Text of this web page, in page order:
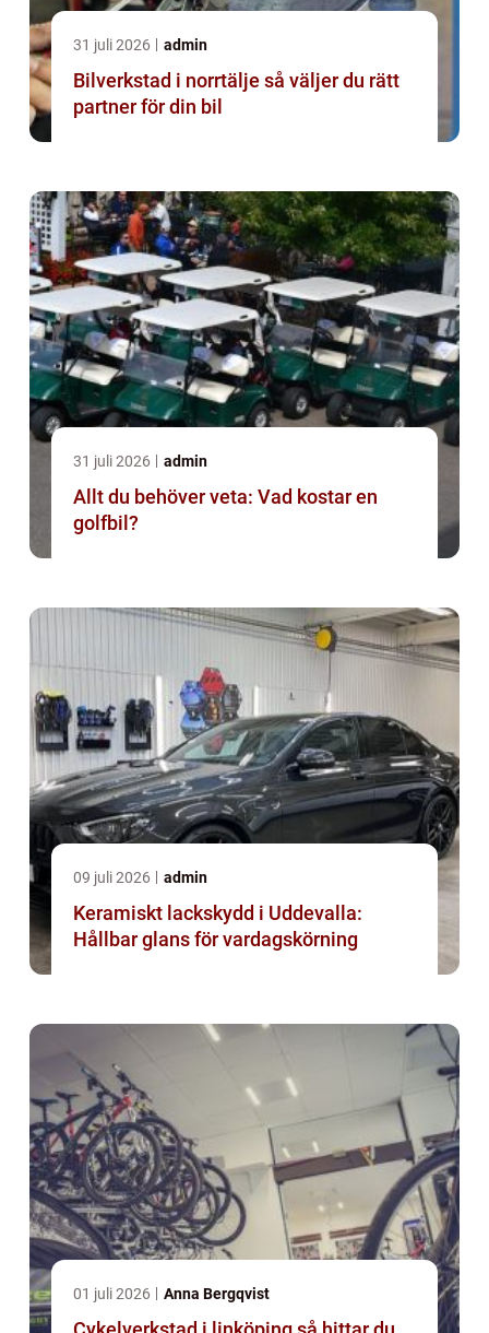
31 juli 2026 admin
Bilverkstad i norrtälje så väljer du rätt
partner för din bil
31 juli 2026 admin
Allt du behöver veta: Vad kostar en
golfbil?
09 juli 2026 admin
Keramiskt lackskydd i Uddevalla:
Hållbar glans för vardagskörning
01 juli 2026 Anna Bergqvist